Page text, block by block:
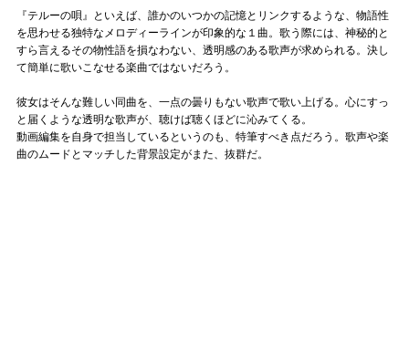
『テルーの唄』といえば、誰かのいつかの記憶とリンクするような、物語性
を思わせる独特なメロディーラインが印象的な１曲。歌う際には、神秘的と
すら言えるその物性語を損なわない、透明感のある歌声が求められる。決し
て簡単に歌いこなせる楽曲ではないだろう。
彼女はそんな難しい同曲を、一点の曇りもない歌声で歌い上げる。心にすっ
と届くような透明な歌声が、聴けば聴くほどに沁みてくる。
動画編集を自身で担当しているというのも、特筆すべき点だろう。歌声や楽
曲のムードとマッチした背景設定がまた、抜群だ。